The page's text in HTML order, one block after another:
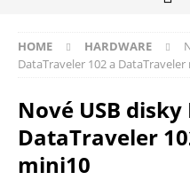
HOME HARDWARE
DataTraveler 102 a DataTraveler
Nové USB
DataTraveler
mini10